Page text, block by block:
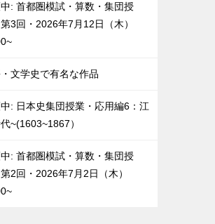
: 首都圏模試・算数・集団授
3回・2026年7月12日（木）
文学史で有名な作品
: 日本史集団授業・応用編6：江
~(1603~1867）
: 首都圏模試・算数・集団授
2回・2026年7月2日（木）